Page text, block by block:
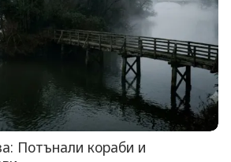
Потънали кораби и